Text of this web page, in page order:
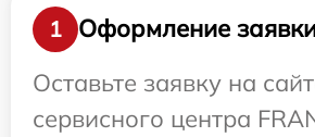
1
Оформление
Оставьте заявку на
сервисного центра